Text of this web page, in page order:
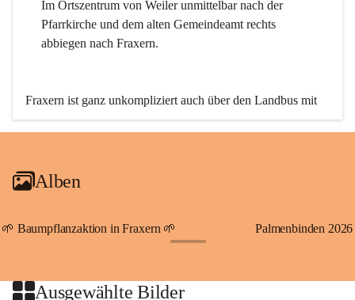
Im Ortszentrum von Weiler unmittelbar nach der
Pfarrkirche und dem alten Gemeindeamt rechts
abbiegen nach Fraxern.
Fraxern ist ganz unkompliziert auch über den Landbus mit
den öffentlichen Verkehrsmitteln zu erreichen. Die Linie
An Samstagen, Sonn- und Feiertagen können Sie bequem
persönlichen Linienbus zur gewünschten Zeit zu Ihrer
Haltestelle bestellen. Sowohl von Weiler kommend nach
beide Fahrten Weiler-Fraxern-Weiler.
Alben
🌱 Baumpflanzaktion in Fraxern 🌱 Palmenbinden 2026
Ausgewählte Bilder